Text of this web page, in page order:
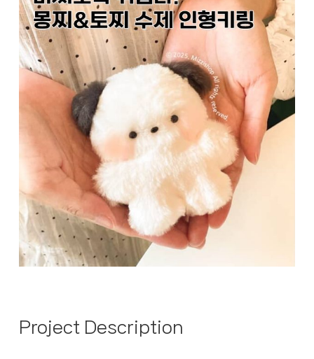
Project Description